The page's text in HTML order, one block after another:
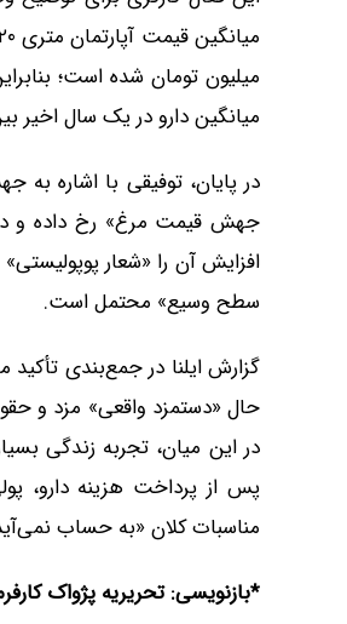
میلیون تومان شده است؛
میانگین دارو در یک سال اخیر بین ۳۰۰ تا ۴۰۰ درصد بوده و همچنان شرکت‌های دارویی درخواست افزایش
جهش قیمت مرغ» رخ داده و
افزایش آن را «شعار
سطح وسیع» محتمل است.
در این میان، تجربه زندگی
پس از پرداخت هزینه دارو،
مناسبات کلان «به حساب
*بازنویسی: تحریریه پژواک